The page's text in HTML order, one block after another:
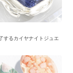
するカイヤナイトジュエ